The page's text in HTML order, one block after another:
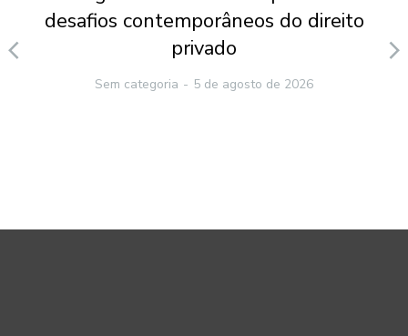
desafios contemporâneos do direito
privado
Sem categoria 5 de agosto de 2026